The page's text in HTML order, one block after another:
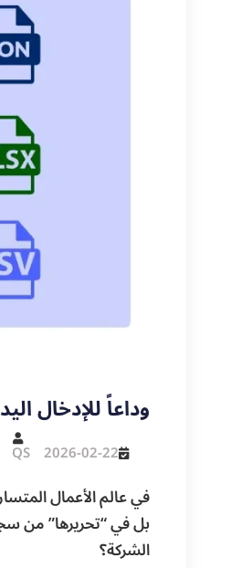
وداعاً للإدخال
2026-02-22
QS
في عالم الأعمال
بل في “تحريرها” من
الشركة؟